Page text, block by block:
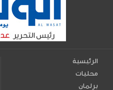
الرئيسية
محليات
برلمان